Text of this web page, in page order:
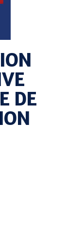
DE